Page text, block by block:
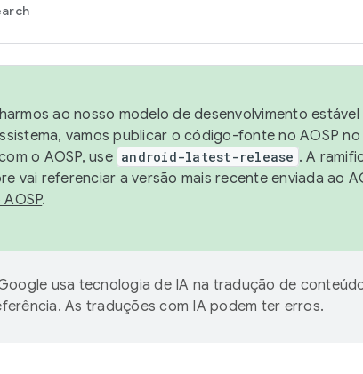
ao nosso modelo de desenvolvimento
vamos publicar o código-fonte no AOSP
o AOSP, use android-latest-release . A
vai referenciar a versão mais recente enviada ao
.
usa tecnologia de IA na tradução de
As traduções com IA podem ter erros.